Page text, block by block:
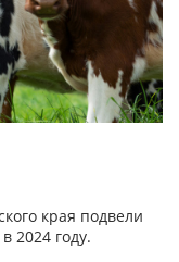
края подвели
2024 году.